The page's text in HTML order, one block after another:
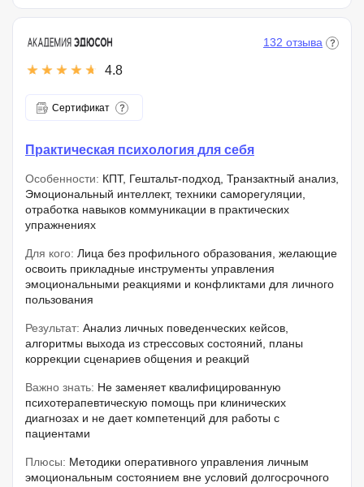
4.8
132 отзыва
Сертификат
Практическая психология для себя
Особенности: КПТ, Гештальт-подход, Транзактный анализ,
Эмоциональный интеллект, техники саморегуляции,
отработка навыков коммуникации в практических
упражнениях
Для кого: Лица без профильного образования, желающие
освоить прикладные инструменты управления
эмоциональными реакциями и конфликтами для личного
пользования
Результат: Анализ личных поведенческих кейсов,
алгоритмы выхода из стрессовых состояний, планы
коррекции сценариев общения и реакций
Важно знать: Не заменяет квалифицированную
психотерапевтическую помощь при клинических
диагнозах и не дает компетенций для работы с
пациентами
Плюсы: Методики оперативного управления личным
эмоциональным состоянием вне условий долгосрочного